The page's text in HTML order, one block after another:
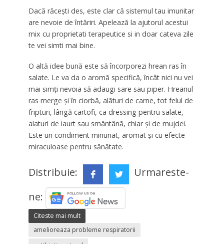
Dacă răcești des, este clar că sistemul tau imunitar
are nevoie de întăriri. Apelează la ajutorul acestui
mix cu proprietati terapeutice si in doar cateva zile
te vei simti mai bine.
O altă idee bună este să încorporezi hrean ras în
salate. Le va da o aromă specifică, încât nici nu vei
mai simți nevoia să adaugi sare sau piper. Hreanul
ras merge și în ciorbă, alături de carne, tot felul de
fripturi, lângă cartofi, ca dressing pentru salate,
alaturi de iaurt sau smântână, chiar și de mujdei.
Este un condiment minunat, aromat și cu efecte
miraculoase pentru sănătate.
Distribuie:
Urmareste-
ne:
Citeste mai mult
amelioreaza probleme respiratorii